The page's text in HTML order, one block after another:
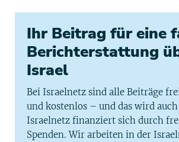
Ihr Beitrag für eine
Berichterstattung
Israel
Bei Israelnetz sind alle Beiträge
und kostenlos – und das wird
Israelnetz finanziert sich durch
Spenden. Wir arbeiten in der